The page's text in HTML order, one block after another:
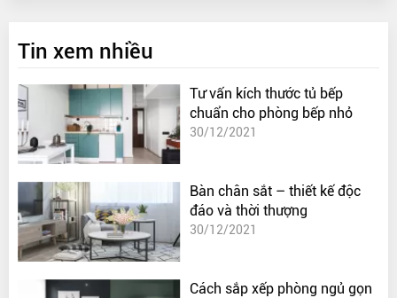
Tin xem nhiều
Tư vấn kích thước tủ bếp
chuẩn cho phòng bếp nhỏ
30/12/2021
Bàn chân sắt – thiết kế độc
đáo và thời thượng
30/12/2021
Cách sắp xếp phòng ngủ gọn